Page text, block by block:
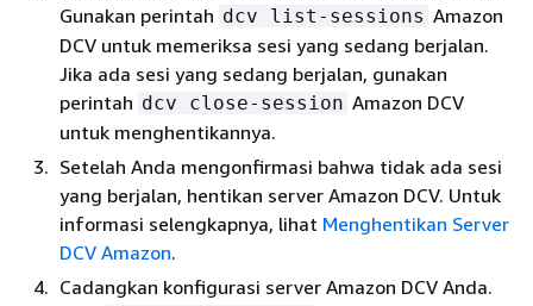
Gunakan perintah dcv list-sessions Amazon
DCV untuk memeriksa sesi yang sedang berjalan.
Jika ada sesi yang sedang berjalan, gunakan
perintah dcv close-session Amazon DCV
untuk menghentikannya.
Setelah Anda mengonfirmasi bahwa tidak ada sesi
yang berjalan, hentikan server Amazon DCV. Untuk
informasi selengkapnya, lihat Menghentikan Server
DCV Amazon.
Cadangkan konfigurasi server Amazon DCV Anda.